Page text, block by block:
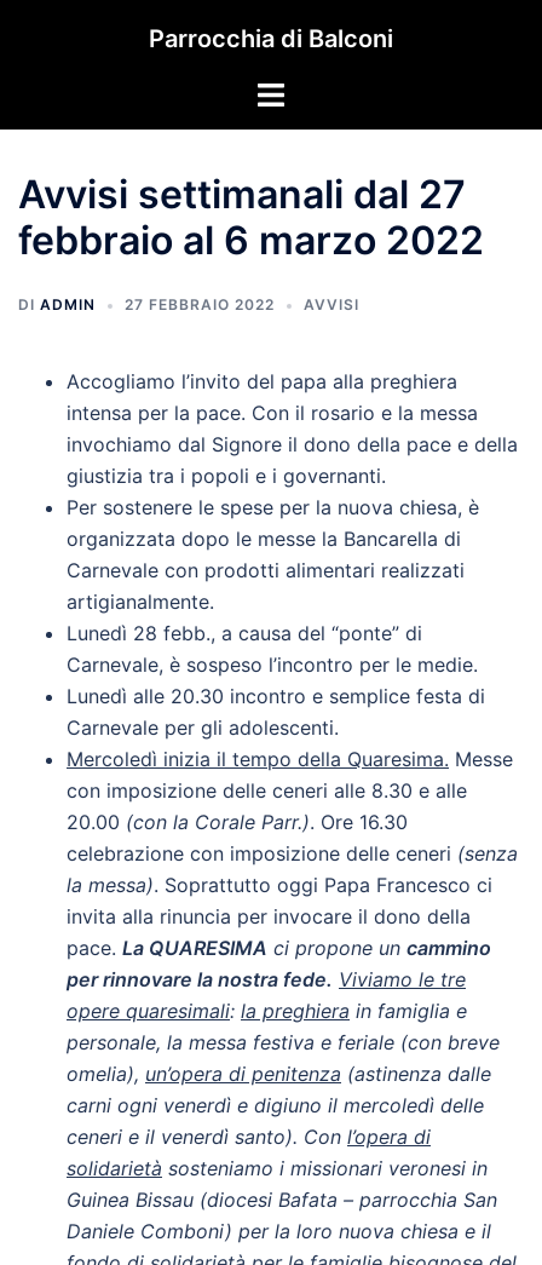
Parrocchia di Balconi
Mostra/Nascondi
Avvisi settimanali dal 27
febbraio al 6 marzo 2022
DI ADMIN 27 FEBBRAIO 2022 AVVISI
Accogliamo l’invito del papa alla preghiera
intensa per la pace. Con il rosario e la messa
invochiamo dal Signore il dono della pace e della
giustizia tra i popoli e i governanti.
Per sostenere le spese per la nuova chiesa, è
organizzata dopo le messe la Bancarella di
Carnevale con prodotti alimentari realizzati
artigianalmente.
Lunedì 28 febb., a causa del “ponte” di
Carnevale, è sospeso l’incontro per le medie.
Lunedì alle 20.30 incontro e semplice festa di
Carnevale per gli adolescenti.
Mercoledì inizia il tempo della Quaresima. Messe
con imposizione delle ceneri alle 8.30 e alle
20.00 (con la Corale Parr.). Ore 16.30
celebrazione con imposizione delle ceneri (senza
la messa). Soprattutto oggi Papa Francesco ci
invita alla rinuncia per invocare il dono della
pace. La QUARESIMA ci propone un cammino
per rinnovare la nostra fede. Viviamo le tre
opere quaresimali: la preghiera in famiglia e
personale, la messa festiva e feriale (con breve
omelia), un’opera di penitenza (astinenza dalle
carni ogni venerdì e digiuno il mercoledì delle
ceneri e il venerdì santo). Con l’opera di
solidarietà sosteniamo i missionari veronesi in
Guinea Bissau (diocesi Bafata – parrocchia San
Daniele Comboni) per la loro nuova chiesa e il